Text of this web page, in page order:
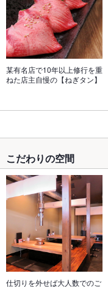
某有名店で10年以上修行を重
ねた店主自慢の【ねぎタン】
こだわりの空間
仕切りを外せば大人数でのご